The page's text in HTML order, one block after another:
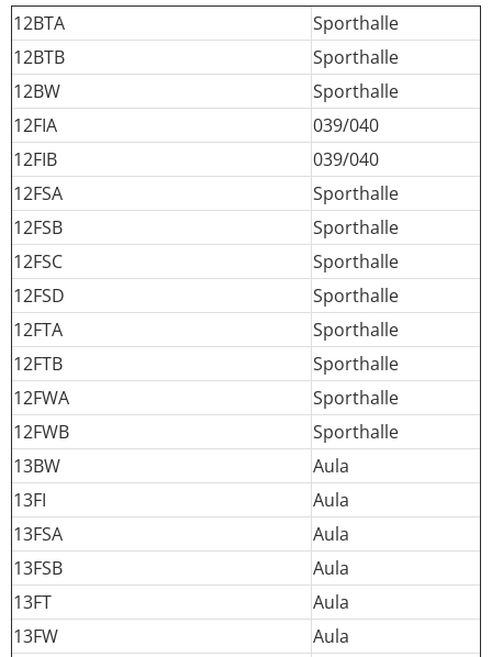
12BTA
Sporthalle
12BTB
Sporthalle
12BW
Sporthalle
12FIA
039/040
12FIB
039/040
12FSA
Sporthalle
12FSB
Sporthalle
12FSC
Sporthalle
12FSD
Sporthalle
12FTA
Sporthalle
12FTB
Sporthalle
12FWA
Sporthalle
12FWB
Sporthalle
13BW
Aula
13FI
Aula
13FSA
Aula
13FSB
Aula
13FT
Aula
13FW
Aula